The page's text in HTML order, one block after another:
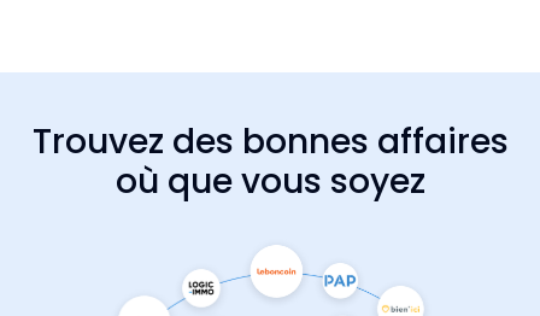
Trouvez des bonnes affaires
où que vous soyez